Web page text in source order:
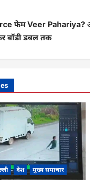
फेम Veer Pahariya?
बॉडी डबल तक
देश मुख्य समाचार